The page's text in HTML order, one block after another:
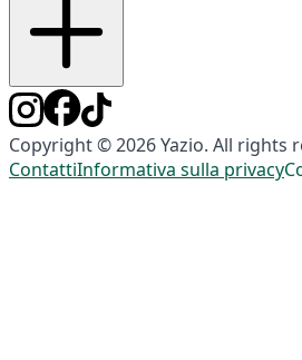
Copyright © 2026 Yazio. All rights
ContattiInformativa sulla privacy